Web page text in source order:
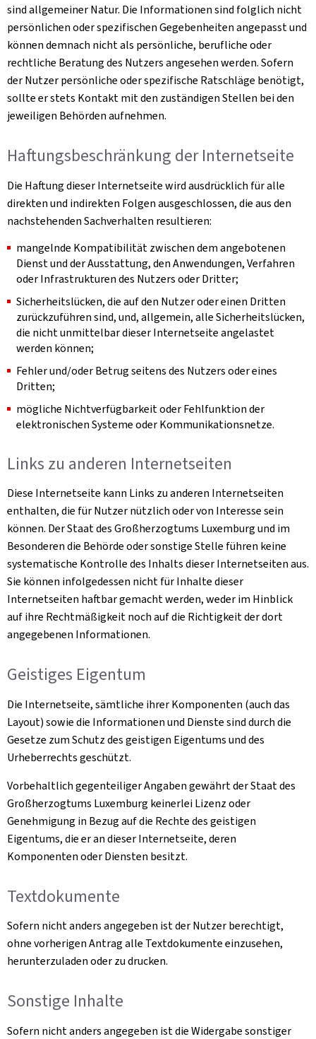
sind allgemeiner Natur. Die Informationen sind folglich nicht
persönlichen oder spezifischen Gegebenheiten angepasst und
können demnach nicht als persönliche, berufliche oder
rechtliche Beratung des Nutzers angesehen werden. Sofern
der Nutzer persönliche oder spezifische Ratschläge benötigt,
sollte er stets Kontakt mit den zuständigen Stellen bei den
jeweiligen Behörden aufnehmen.
Haftungsbeschränkung der Internetseite
Die Haftung dieser Internetseite wird ausdrücklich für alle
direkten und indirekten Folgen ausgeschlossen, die aus den
nachstehenden Sachverhalten resultieren:
mangelnde Kompatibilität zwischen dem angebotenen
Dienst und der Ausstattung, den Anwendungen, Verfahren
oder Infrastrukturen des Nutzers oder Dritter;
Sicherheitslücken, die auf den Nutzer oder einen Dritten
zurückzuführen sind, und, allgemein, alle Sicherheitslücken,
die nicht unmittelbar dieser Internetseite angelastet
werden können;
Fehler und/oder Betrug seitens des Nutzers oder eines
Dritten;
mögliche Nichtverfügbarkeit oder Fehlfunktion der
elektronischen Systeme oder Kommunikationsnetze.
Links zu anderen Internetseiten
Diese Internetseite kann Links zu anderen Internetseiten
enthalten, die für Nutzer nützlich oder von Interesse sein
können. Der Staat des Großherzogtums Luxemburg und im
Besonderen die Behörde oder sonstige Stelle führen keine
systematische Kontrolle des Inhalts dieser Internetseiten aus.
Sie können infolgedessen nicht für Inhalte dieser
Internetseiten haftbar gemacht werden, weder im Hinblick
auf ihre Rechtmäßigkeit noch auf die Richtigkeit der dort
angegebenen Informationen.
Geistiges Eigentum
Die Internetseite, sämtliche ihrer Komponenten (auch das
Layout) sowie die Informationen und Dienste sind durch die
Gesetze zum Schutz des geistigen Eigentums und des
Urheberrechts geschützt.
Vorbehaltlich gegenteiliger Angaben gewährt der Staat des
Großherzogtums Luxemburg keinerlei Lizenz oder
Genehmigung in Bezug auf die Rechte des geistigen
Eigentums, die er an dieser Internetseite, deren
Komponenten oder Diensten besitzt.
Textdokumente
Sofern nicht anders angegeben ist der Nutzer berechtigt,
ohne vorherigen Antrag alle Textdokumente einzusehen,
herunterzuladen oder zu drucken.
Sonstige Inhalte
Sofern nicht anders angegeben ist die Widergabe sonstiger